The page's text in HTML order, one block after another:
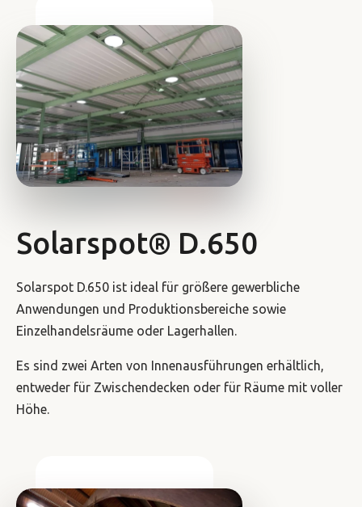
Solarspot® D.650
Solarspot D.650 ist ideal für größere gewerbliche
Anwendungen und Produktionsbereiche sowie
Einzelhandelsräume oder Lagerhallen.
Es sind zwei Arten von Innenausführungen erhältlich,
entweder für Zwischendecken oder für Räume mit voller
Höhe.